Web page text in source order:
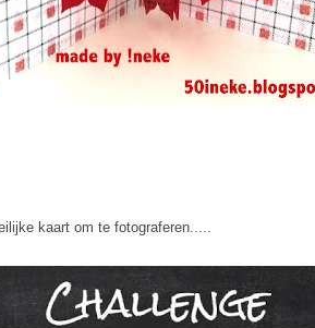
kaart om te fotograferen.....